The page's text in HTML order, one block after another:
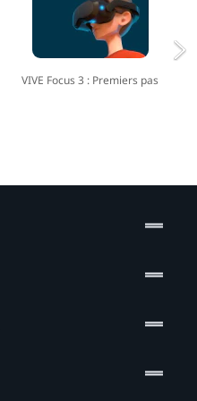
VIVE Focus 3 : Premiers pas